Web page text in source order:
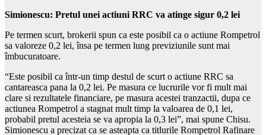
Simionescu: Pretul unei actiuni RRC va atinge sigur 0,2 lei
Pe termen scurt, brokerii spun ca este posibil ca o actiune Rompetrol
sa valoreze 0,2 lei, însa pe termen lung previziunile sunt mai
îmbucuratoare.
“Este posibil ca într-un timp destul de scurt o actiune RRC sa
cantareasca pana la 0,2 lei. Pe masura ce lucrurile vor fi mult mai
clare si rezultatele financiare, pe masura acestei tranzactii, dupa ce
actiunea Rompetrol a stagnat mult timp la valoarea de 0,1 lei,
probabil pretul acesteia se va apropia la 0,3 lei”, mai spune Chisu.
Simionescu a precizat ca se asteapta ca titlurile Rompetrol Rafinare